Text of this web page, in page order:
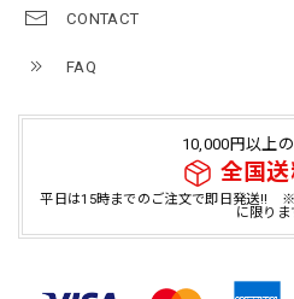
CONTACT
FAQ
10,000円以上
全国
平日は15時までのご注文で即日発送!!
に限りま